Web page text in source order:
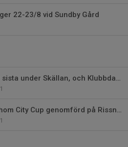
22-23/8 vid Sundby Gård
Spänning in i det sista under Skällan, och Klubbdagen
1
Finalen av Stockhom City Cup genomförd på Rissne Torg
1